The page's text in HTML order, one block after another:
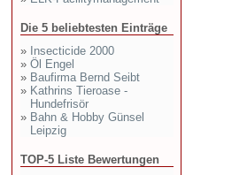
Die 5 beliebtesten Einträge
» Insecticide 2000
» Öl Engel
» Baufirma Bernd Seibt
» Kathrins Tieroase -
Hundefrisör
» Bahn & Hobby Günsel
Leipzig
TOP-5 Liste Bewertungen